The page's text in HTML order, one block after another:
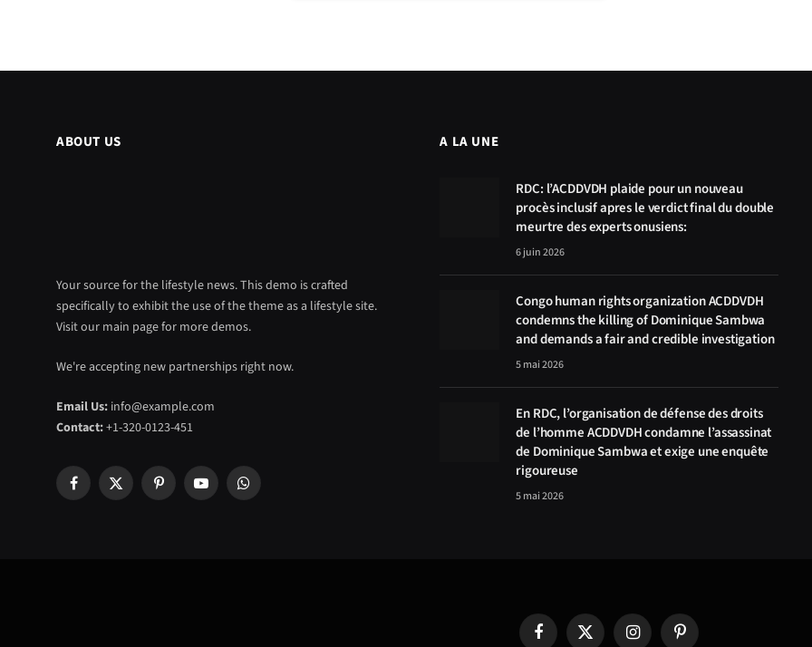
ABOUT US
Your source for the lifestyle news. This demo is crafted
specifically to exhibit the use of the theme as a lifestyle site.
Visit our main page for more demos.
We're accepting new partnerships right now.
Email Us: info@example.com
Contact:+1-320-0123-451
Facebook
X
PinterestYouTubeWhatsApp
A LA UNE
RDC: l’ACDDVDH plaide pour un nouveau
procès inclusif apres le verdict final du double
meurtre des experts onusiens:
6 juin 2026
Congo human rights organization ACDDVDH
condemns the killing of Dominique Sambwa
and demands a fair and credible investigation
5 mai 2026
En RDC, l’organisation de défense des droits
de l’homme ACDDVDH condamne l’assassinat
de Dominique Sambwa et exige une enquête
rigoureuse
5 mai 2026
FacebookX InstagramPinterest